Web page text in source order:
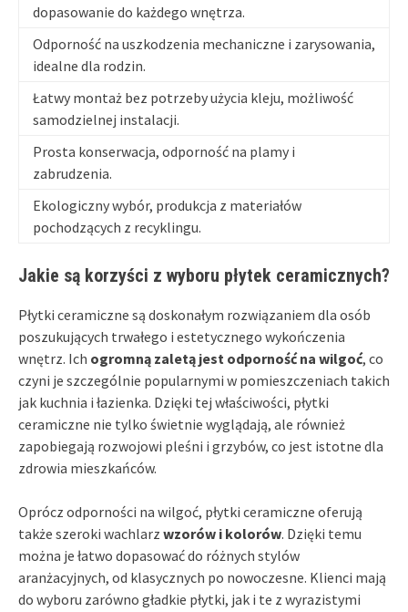
dopasowanie do każdego wnętrza.
Odporność na uszkodzenia mechaniczne i zarysowania,
idealne dla rodzin.
Łatwy montaż bez potrzeby użycia kleju, możliwość
samodzielnej instalacji.
Prosta konserwacja, odporność na plamy i
zabrudzenia.
Ekologiczny wybór, produkcja z materiałów
pochodzących z recyklingu.
Jakie są korzyści z wyboru płytek ceramicznych?
Płytki ceramiczne są doskonałym rozwiązaniem dla osób
poszukujących trwałego i estetycznego wykończenia
wnętrz. Ich ogromną zaletą jest odporność na wilgoć, co
czyni je szczególnie popularnymi w pomieszczeniach takich
jak kuchnia i łazienka. Dzięki tej właściwości, płytki
ceramiczne nie tylko świetnie wyglądają, ale również
zapobiegają rozwojowi pleśni i grzybów, co jest istotne dla
zdrowia mieszkańców.
Oprócz odporności na wilgoć, płytki ceramiczne oferują
także szeroki wachlarz wzorów i kolorów. Dzięki temu
można je łatwo dopasować do różnych stylów
aranżacyjnych, od klasycznych po nowoczesne. Klienci mają
do wyboru zarówno gładkie płytki, jak i te z wyrazistymi